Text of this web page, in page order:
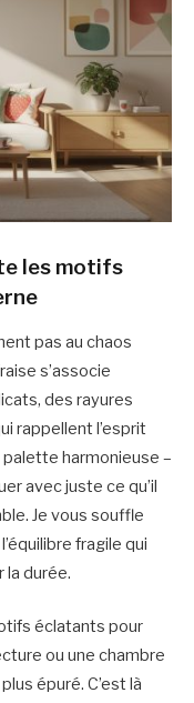
les motifs
pas au chaos
s’associe
des rayures
rappellent l’esprit
palette harmonieuse –
avec juste ce qu’il
Je vous souffle
fragile qui
la durée.
éclatants pour
ou une chambre
épuré. C’est là